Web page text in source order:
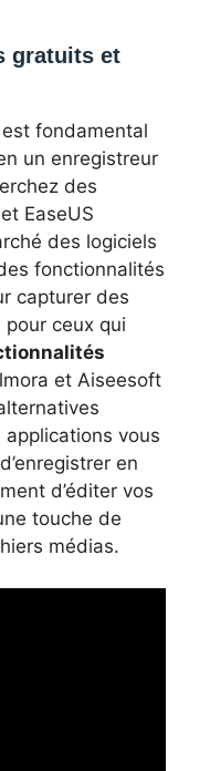
gratuits et
fondamental
un enregistreur
des
EaseUS
des logiciels
fonctionnalités
capturer des
ceux qui
et Aiseesoft
vous
en
d’éditer vos
touche de
médias.